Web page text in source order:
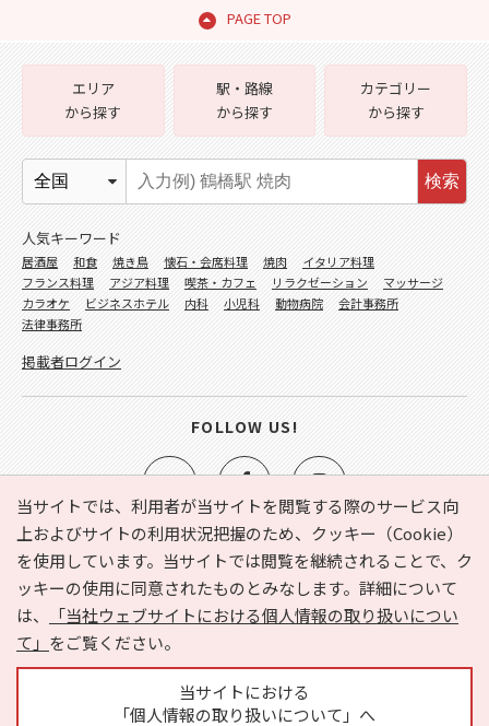
PAGE TOP
当サイトでは、利用者が当サイトを閲覧する際のサービス向
上およびサイトの利用状況把握のため、クッキー（Cookie）
を使用しています。当サイトでは閲覧を継続されることで、ク
ッキーの使用に同意されたものとみなします。詳細について
は、
「当社ウェブサイトにおける個人情報の取り扱いについ
て」 をご覧ください。
当サイトにおける
「個人情報の取り扱いについて」へ
e-NAVITA（イーナビタ）とは？ お気に入り
ヘルプ
利用規約
個人情報の取り扱いについて
運営会社
サイトマップ
広告掲載に関するお問い合わせ
エリア
から探す
駅・路線
から探す
カテゴリー
から探す
検索
人気キーワード
居酒屋 和食 焼き鳥 懐石・会席料理 焼肉
イタリア料理
フランス料理
アジア料理 喫茶・カフェ リラクゼーション
マッサージ
カラオケ
ビジネスホテル 内科 小児科 動物病院
会計事務所
法律事務所
掲載者ログイン
FOLLOW US!